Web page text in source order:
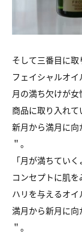
そして三番目に取
フェイシャルオイ
月の満ち欠けが
商品に取り入れて
新月から満月に向
＂。
「月が満ちてい
コンセプトに肌を
ハリを与えるオイ
満月から新月に向
＂。